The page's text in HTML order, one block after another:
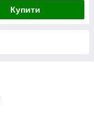
Купити